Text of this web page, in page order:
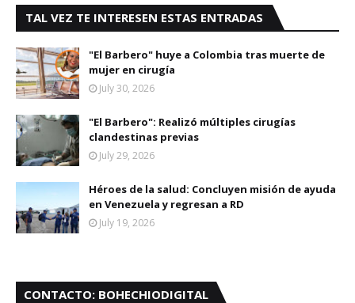
TAL VEZ TE INTERESEN ESTAS ENTRADAS
"El Barbero" huye a Colombia tras muerte de
mujer en cirugía
July 30, 2026
"El Barbero": Realizó múltiples cirugías
clandestinas previas
July 29, 2026
Héroes de la salud: Concluyen misión de ayuda
en Venezuela y regresan a RD
July 19, 2026
CONTACTO: BOHECHIODIGITAL